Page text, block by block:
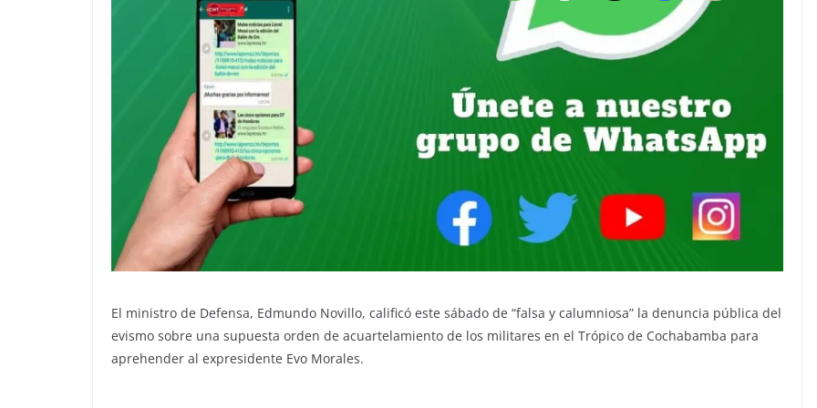
El ministro de Defensa, Edmundo Novillo, calificó este sábado de “falsa y calumniosa” la denuncia pública del
evismo sobre una supuesta orden de acuartelamiento de los militares en el Trópico de Cochabamba para
aprehender al expresidente Evo Morales.